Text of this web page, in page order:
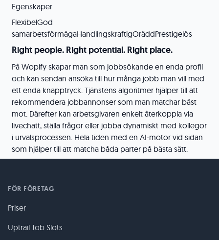
Egenskaper
FlexibelGod
samarbetsförmågaHandlingskraftigOräddPrestigelös
Right people. Right potential. Right place.
På Wopify skapar man som jobbsökande en enda profil
och kan sendan ansöka till hur många jobb man vill med
ett enda knapptryck. Tjänstens algoritmer hjälper till att
rekommendera jobbannonser som man matchar bäst
mot. Därefter kan arbetsgivaren enkelt återkoppla via
livechatt, ställa frågor eller jobba dynamiskt med kollegor
i urvalsprocessen. Hela tiden med en AI-motor vid sidan
som hjälper till att matcha båda parter på bästa sätt.
FÖR FÖRETAG
Priser
Uptrail Job Slots